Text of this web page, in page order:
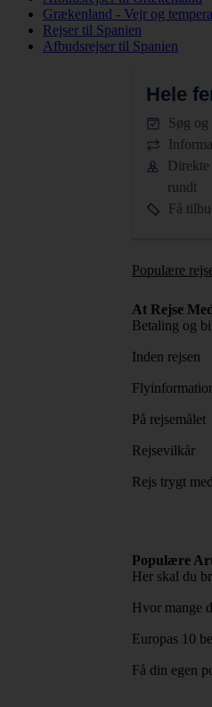
Grækenland - Vejr og
Rejser til Spanien
Afbudsrejser til Spanien
Hele
Søg og
rundt
Få
Populære
At Rejse
Betaling og
Inden rejsen
På rejsemålet
Rejsevilkår
Rejs trygt
Populære
Her skal du
Hvor mange
Europas 10
Få din egen